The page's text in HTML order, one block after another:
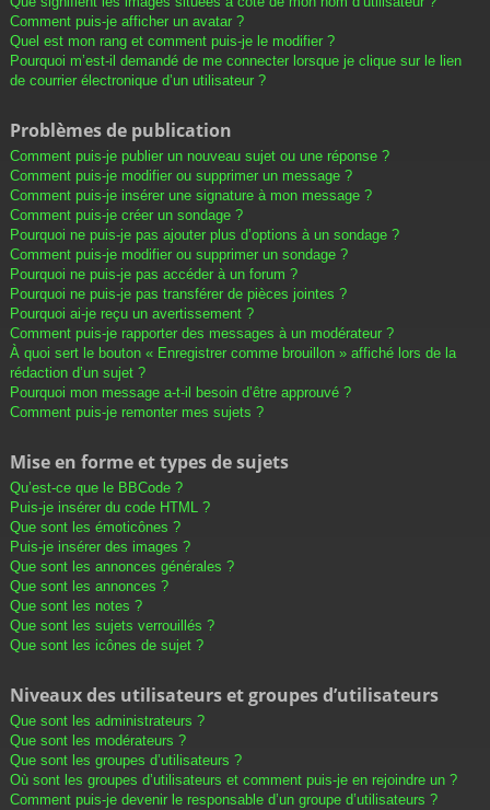
Comment puis-je afficher un avatar ?
Quel est mon rang et comment puis-je le modifier ?
Pourquoi m’est-il demandé de me connecter lorsque je clique sur le lien
de courrier électronique d’un utilisateur ?
Problèmes de publication
Comment puis-je publier un nouveau sujet ou une réponse ?
Comment puis-je modifier ou supprimer un message ?
Comment puis-je insérer une signature à mon message ?
Comment puis-je créer un sondage ?
Pourquoi ne puis-je pas ajouter plus d’options à un sondage ?
Comment puis-je modifier ou supprimer un sondage ?
Pourquoi ne puis-je pas accéder à un forum ?
Pourquoi ne puis-je pas transférer de pièces jointes ?
Pourquoi ai-je reçu un avertissement ?
Comment puis-je rapporter des messages à un modérateur ?
À quoi sert le bouton « Enregistrer comme brouillon » affiché lors de la
rédaction d’un sujet ?
Pourquoi mon message a-t-il besoin d’être approuvé ?
Comment puis-je remonter mes sujets ?
Mise en forme et types de sujets
Qu’est-ce que le BBCode ?
Puis-je insérer du code HTML ?
Que sont les émoticônes ?
Puis-je insérer des images ?
Que sont les annonces générales ?
Que sont les annonces ?
Que sont les notes ?
Que sont les sujets verrouillés ?
Que sont les icônes de sujet ?
Niveaux des utilisateurs et groupes d’utilisateurs
Que sont les administrateurs ?
Que sont les modérateurs ?
Que sont les groupes d’utilisateurs ?
Où sont les groupes d’utilisateurs et comment puis-je en rejoindre un ?
Comment puis-je devenir le responsable d’un groupe d’utilisateurs ?